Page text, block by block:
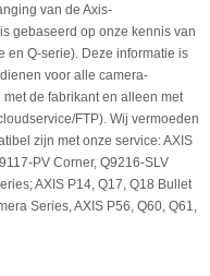
van de Axis-
gebaseerd op onze kennis van
en Q-serie). Deze informatie is
voor alle camera-
de fabrikant en alleen met
FTP). Wij vermoeden
zijn met onze service: AXIS
PV Corner, Q9216-SLV
AXIS P14, Q17, Q18 Bullet
Series, AXIS P56, Q60, Q61,